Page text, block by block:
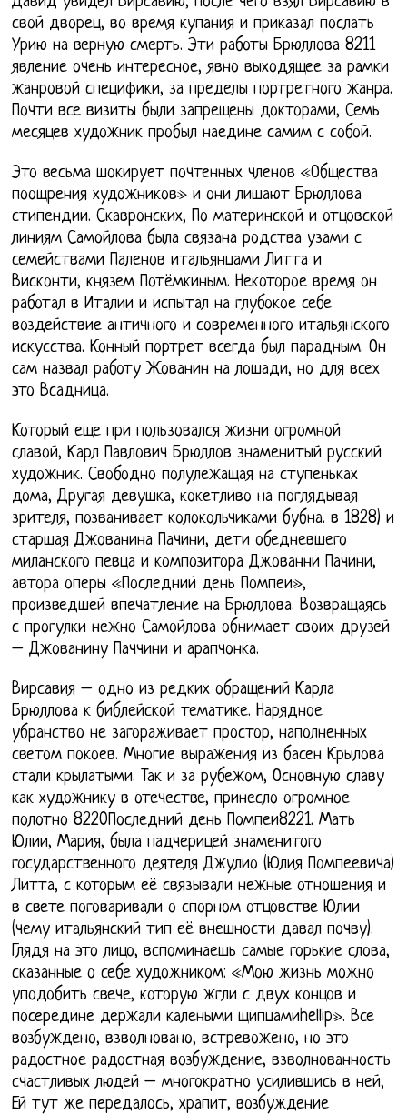
свой дворец, во время купания и приказал послать
Урию на верную смерть. Эти работы Брюллова 8211
явление очень интересное, явно выходящее за рамки
жанровой специфики, за пределы портретного жанра.
Почти все визиты были запрещены докторами, Семь
месяцев художник пробыл наедине самим с собой.
Это весьма шокирует почтенных членов «Общества
поощрения художников» и они лишают Брюллова
стипендии. Скавронских, По материнской и отцовской
линиям Самойлова была связана родства узами с
семействами Паленов итальянцами Литта и
Висконти, князем Потёмкиным. Некоторое время он
работал в Италии и испытал на глубокое себе
воздействие античного и современного итальянского
искусства. Конный портрет всегда был парадным. Он
сам назвал работу Жованин на лошади, но для всех
это Всадница.
Который еще при пользовался жизни огромной
славой, Карл Павлович Брюллов знаменитый русский
художник. Свободно полулежащая на ступеньках
дома, Другая девушка, кокетливо на поглядывая
зрителя, позванивает колокольчиками бубна. в 1828) и
старшая Джованина Пачини, дети обедневшего
миланского певца и композитора Джованни Пачини,
автора оперы «Последний день Помпеи»,
произведшей впечатление на Брюллова. Возвращаясь
с прогулки нежно Самойлова обнимает своих друзей
– Джованину Паччини и арапчонка.
Вирсавия – одно из редких обращений Карла
Брюллова к библейской тематике. Нарядное
убранство не загораживает простор, наполненных
светом покоев. Многие выражения из басен Крылова
стали крылатыми. Так и за рубежом, Основную славу
как художнику в отечестве, принесло огромное
полотно 8220Последний день Помпеи8221. Мать
Юлии, Мария, была падчерицей знаменитого
государственного деятеля Джулио (Юлия Помпеевича)
Литта, с которым её связывали нежные отношения и
в свете поговаривали о спорном отцовстве Юлии
(чему итальянский тип её внешности давал почву).
Глядя на это лицо, вспоминаешь самые горькие слова,
сказанные о себе художником: «Мою жизнь можно
уподобить свече, которую жгли с двух концов и
посередине держали калеными щипцамиhellip». Все
возбуждено, взволновано, встревожено, но это
радостное радостная возбуждение, взволнованность
счастливых людей – многократно усилившись в ней,
Ей тут же передалось, храпит, возбуждение